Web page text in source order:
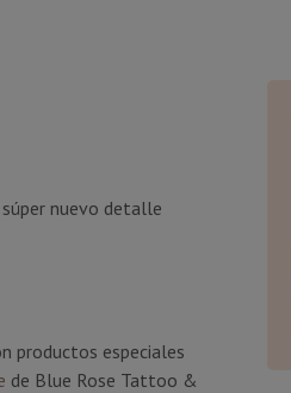
nuevo detalle
productos especiales
de Blue Rose Tattoo &